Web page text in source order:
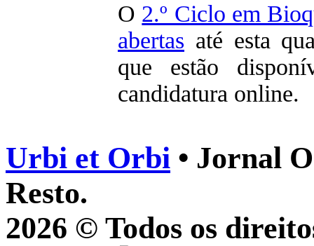
O 2.º Ciclo em
abertas até esta
que estão
candidatura online.
Urbi et Orbi • Jornal
Resto.
2026 © Todos os